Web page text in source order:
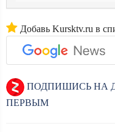
Добавь Kursktv.ru в
ПОДПИШИСЬ НА
ПЕРВЫМ